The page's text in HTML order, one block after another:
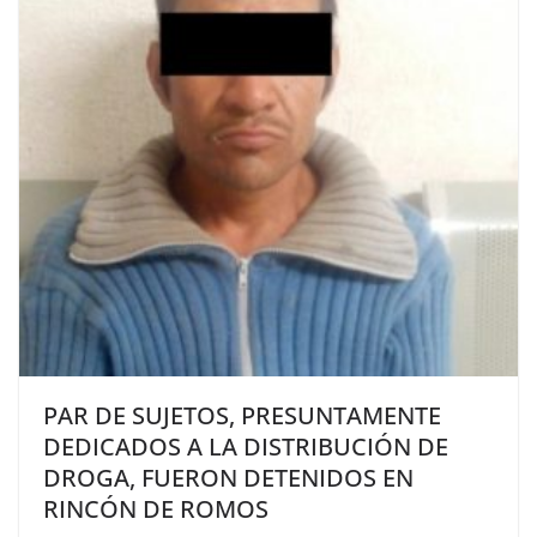
PAR DE SUJETOS, PRESUNTAMENTE
DEDICADOS A LA DISTRIBUCIÓN DE
DROGA, FUERON DETENIDOS EN
RINCÓN DE ROMOS